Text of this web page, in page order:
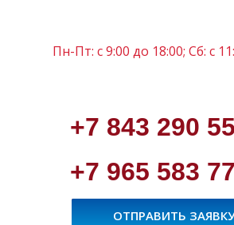
Пн-Пт: c 9:00 до 18:00; Сб: с
+7 843 290
+7 965 583
ОТПРАВИТЬ